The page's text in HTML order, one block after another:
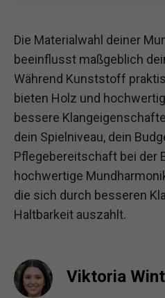
Die Materialwahl deiner
beeinflusst maßgeblich
Während Kunststoff
bieten Holz und
bessere
dein Spielniveau, dein
Pflegebereitschaft bei der
hochwertige
die sich durch besseren
Haltbarkeit auszahlt.
Viktoria